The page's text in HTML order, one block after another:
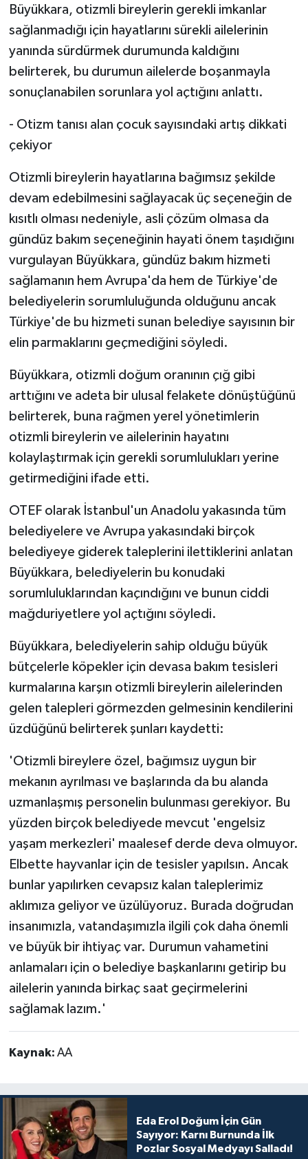
Büyükkara, otizmli bireylerin gerekli imkanlar
sağlanmadığı için hayatlarını sürekli ailelerinin
yanında sürdürmek durumunda kaldığını
belirterek, bu durumun ailelerde boşanmayla
sonuçlanabilen sorunlara yol açtığını anlattı.
- Otizm tanısı alan çocuk sayısındaki artış dikkati
çekiyor
Otizmli bireylerin hayatlarına bağımsız şekilde
devam edebilmesini sağlayacak üç seçeneğin de
kısıtlı olması nedeniyle, asli çözüm olmasa da
gündüz bakım seçeneğinin hayati önem taşıdığını
vurgulayan Büyükkara, gündüz bakım hizmeti
sağlamanın hem Avrupa'da hem de Türkiye'de
belediyelerin sorumluluğunda olduğunu ancak
Türkiye'de bu hizmeti sunan belediye sayısının bir
elin parmaklarını geçmediğini söyledi.
Büyükkara, otizmli doğum oranının çığ gibi
arttığını ve adeta bir ulusal felakete dönüştüğünü
belirterek, buna rağmen yerel yönetimlerin
otizmli bireylerin ve ailelerinin hayatını
kolaylaştırmak için gerekli sorumlulukları yerine
getirmediğini ifade etti.
OTEF olarak İstanbul'un Anadolu yakasında tüm
belediyelere ve Avrupa yakasındaki birçok
belediyeye giderek taleplerini ilettiklerini anlatan
Büyükkara, belediyelerin bu konudaki
sorumluluklarından kaçındığını ve bunun ciddi
mağduriyetlere yol açtığını söyledi.
Büyükkara, belediyelerin sahip olduğu büyük
bütçelerle köpekler için devasa bakım tesisleri
kurmalarına karşın otizmli bireylerin ailelerinden
gelen talepleri görmezden gelmesinin kendilerini
üzdüğünü belirterek şunları kaydetti:
'Otizmli bireylere özel, bağımsız uygun bir
mekanın ayrılması ve başlarında da bu alanda
uzmanlaşmış personelin bulunması gerekiyor. Bu
yüzden birçok belediyede mevcut 'engelsiz
yaşam merkezleri' maalesef derde deva olmuyor.
Elbette hayvanlar için de tesisler yapılsın. Ancak
bunlar yapılırken cevapsız kalan taleplerimiz
aklımıza geliyor ve üzülüyoruz. Burada doğrudan
insanımızla, vatandaşımızla ilgili çok daha önemli
ve büyük bir ihtiyaç var. Durumun vahametini
anlamaları için o belediye başkanlarını getirip bu
ailelerin yanında birkaç saat geçirmelerini
sağlamak lazım.'
Kaynak: AA
Eda Erol Doğum İçin Gün
Sayıyor: Karnı Burnunda İlk
Pozlar Sosyal Medyayı Salladı!